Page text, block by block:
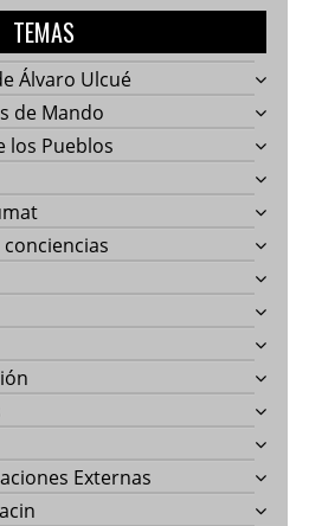
TEMAS
Álvaro Ulcué
de Mando
los Pueblos
Externas